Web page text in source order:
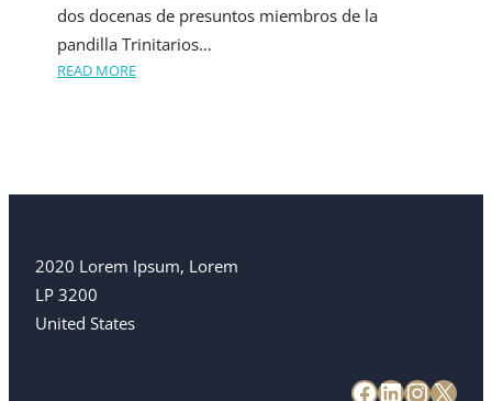
dos docenas de presuntos miembros de la
pandilla Trinitarios…
READ MORE
2020 Lorem Ipsum, Lorem
LP 3200
United States